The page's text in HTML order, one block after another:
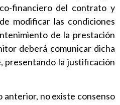
financiero del contrato y
modificar las condiciones
de la prestación
deberá comunicar dicha
presentando la justificación
anterior, no existe consenso